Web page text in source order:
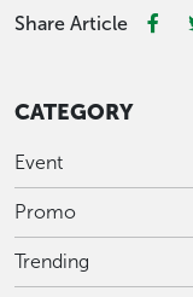
Share Article
CATEGORY
Event
Promo
Trending